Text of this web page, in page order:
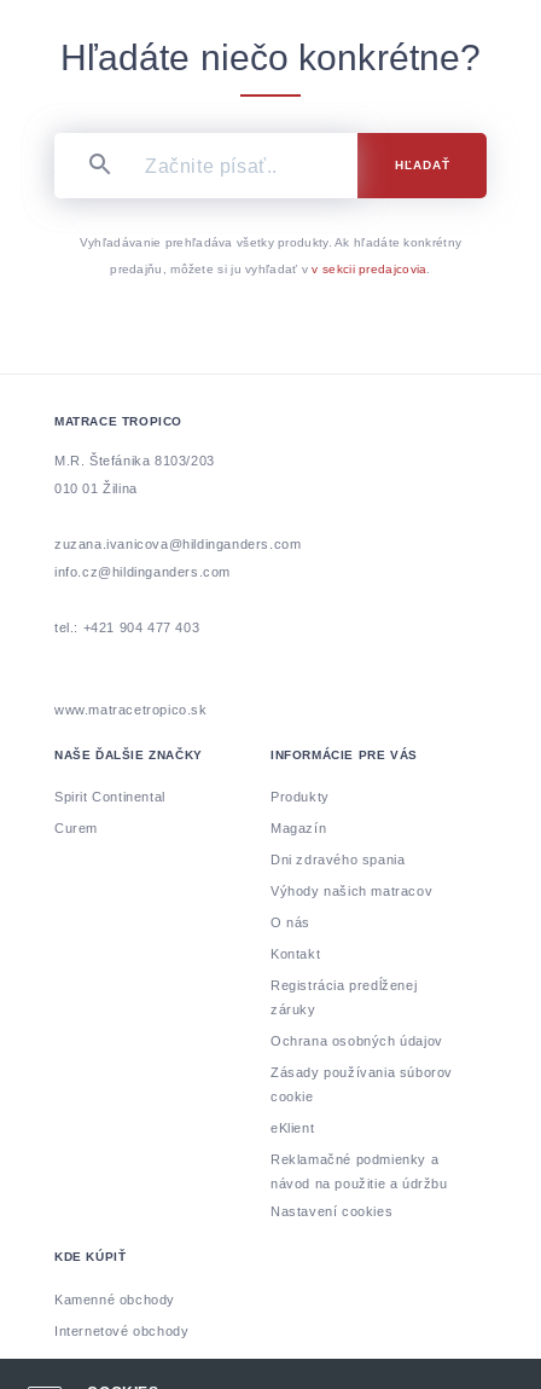
Hľadáte niečo konkrétne?
HĽADAŤ
Vyhľadávanie prehľadáva všetky produkty. Ak hľadáte konkrétny
predajňu, môžete si ju vyhľadať vv sekcii predajcovia
MATRACE TROPICO
M.R. Štefánika 8103/203
010 01 Žilina
zuzana.ivanicova@hildinganders.com
info.cz@hildinganders.com
tel.: +421 904 477 403
www.matracetropico.sk
NAŠE ĎALŠIE ZNAČKY
Spirit Continental
Curem
INFORMÁCIE PRE VÁS
Produkty
Magazín
Dni zdravého spania
Výhody našich matracov
O nás
Kontakt
Registrácia predĺženej
záruky
Ochrana osobných údajov
Zásady používania súborov
cookie
eKlient
Reklamačné podmienky a
návod na použitie a údržbu
Nastavení cookies
KDE KÚPIŤ
Kamenné obchody
Internetové obchody